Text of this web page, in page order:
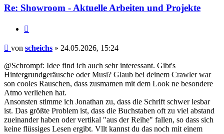
Re: Showroom - Aktuelle Arbeiten und Projekte
Beitrag
von scheichs » 24.05.2026, 15:24
@Schrompf: Idee find ich auch sehr interessant. Gibt's
Hintergrundgeräusche oder Musi? Glaub bei deinem Crawler war
son cooles Rauschen, dass zusmamen mit dem Look ne besondere
Atmo verliehen hat.
Ansonsten stimme ich Jonathan zu, dass die Schrift schwer lesbar
ist. Das größte Problem ist, dass die Buchstaben oft zu viel abstand
zueinander haben oder vertikal "aus der Reihe" fallen, so dass sich
keine flüssiges Lesen ergibt. Vllt kannst du das noch mit einem